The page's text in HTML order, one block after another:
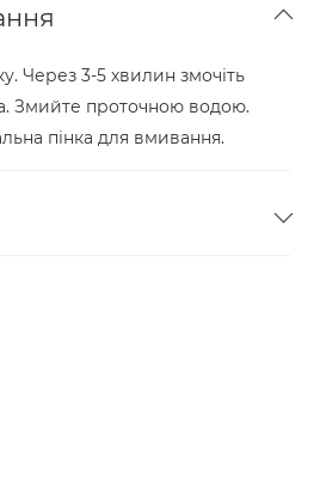
Через 3-5 хвилин змочіть
Змийте проточною водою.
пінка для вмивання.